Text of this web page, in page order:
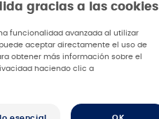
gracias a las cookies
funcionalidad avanzada al utilizar
aceptar directamente el uso de
obtener más información sobre el
haciendo clic a